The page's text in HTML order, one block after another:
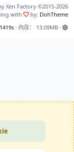
Xen Factory ©2015-2026
with
by: DohTheme
内存 13.09MB